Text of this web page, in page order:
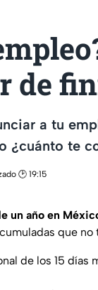
de
a tu
¿cuánto te
🕑 19:15
un año en
que
de los 15 días